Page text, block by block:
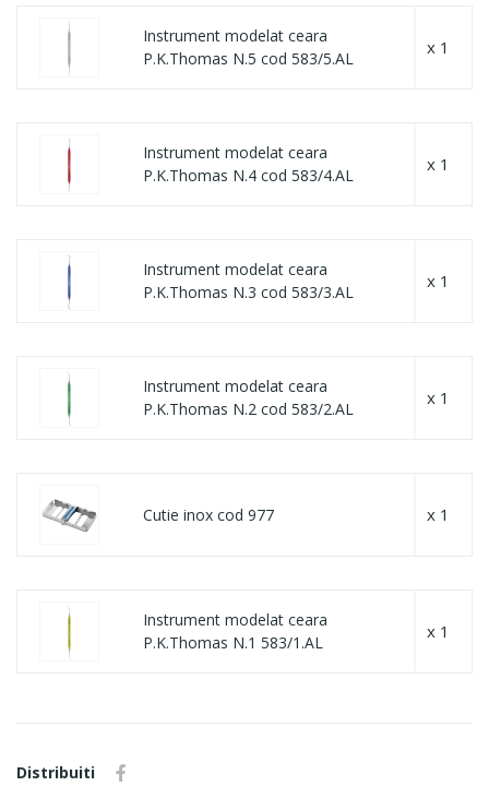
Instrument modelat ceara
P.K.Thomas N.5 cod 583/5.AL
x 1
Instrument modelat ceara
P.K.Thomas N.4 cod 583/4.AL
x 1
Instrument modelat ceara
P.K.Thomas N.3 cod 583/3.AL
x 1
Instrument modelat ceara
P.K.Thomas N.2 cod 583/2.AL
x 1
Cutie inox cod 977 x 1
Instrument modelat ceara
P.K.Thomas N.1 583/1.AL
x 1
Distribuiti